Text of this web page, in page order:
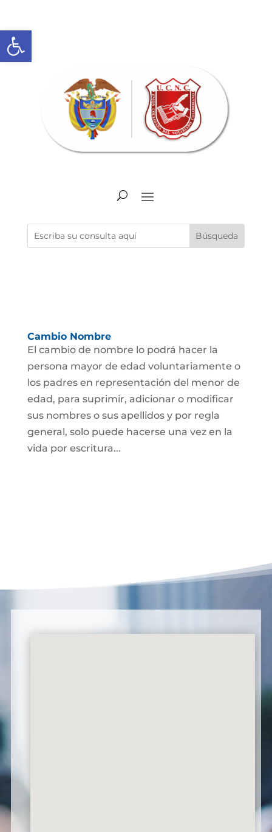
Abrir barra de herramientas
Cambio Nombre
El cambio de nombre lo podrá hacer la
persona mayor de edad voluntariamente o
los padres en representación del menor de
edad, para suprimir, adicionar o modificar
sus nombres o sus apellidos y por regla
general, solo puede hacerse una vez en la
vida por escritura...